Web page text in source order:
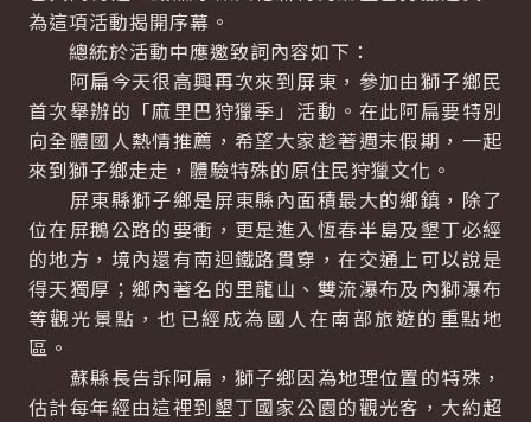
為這項活動揭開序幕。
總統於活動中應邀致詞內容如下：
阿扁今天很高興再次來到屏東，參加由獅子鄉民
首次舉辦的「麻里巴狩獵季」活動。在此阿扁要特別
向全體國人熱情推薦，希望大家趁著週末假期，一起
來到獅子鄉走走，體驗特殊的原住民狩獵文化。
屏東縣獅子鄉是屏東縣內面積最大的鄉鎮，除了
位在屏鵝公路的要衝，更是進入恆春半島及墾丁必經
的地方，境內還有南迴鐵路貫穿，在交通上可以說是
得天獨厚；鄉內著名的里龍山、雙流瀑布及內獅瀑布
等觀光景點，也已經成為國人在南部旅遊的重點地
區。
蘇縣長告訴阿扁，獅子鄉因為地理位置的特殊，
估計每年經由這裡到墾丁國家公園的觀光客，大約超